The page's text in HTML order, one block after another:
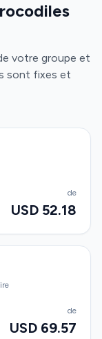
votre groupe et
sont fixes et
de
USD 52.18
de
USD 69.57